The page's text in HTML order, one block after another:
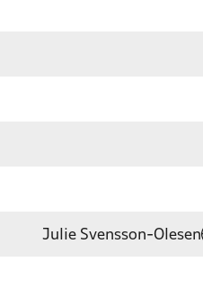
Julie Svensson-Olesen